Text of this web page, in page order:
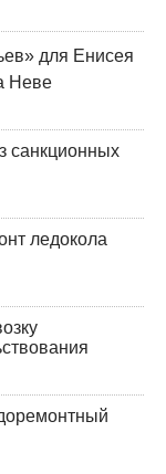
для Енисея
Неве
санкционных
ледокола